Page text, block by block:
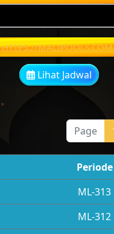
HTTPS://
Lihat Jadwal
Page
Periode
ML-313
ML-312